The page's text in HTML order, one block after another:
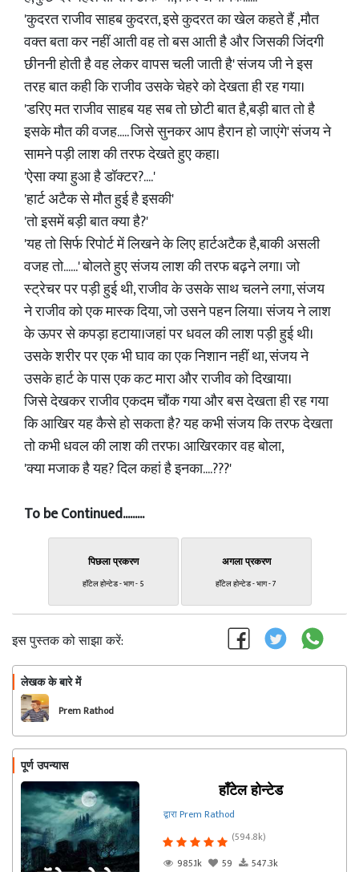
'कुदरत राजीव साहब कुदरत, इसे कुदरत का खेल कहते हैं ,मौत
वक्त बता कर नहीं आती वह तो बस आती है और जिसकी जिंदगी
छीननी होती है वह लेकर वापस चली जाती है' संजय जी ने इस
तरह बात कही कि राजीव उसके चेहरे को देखता ही रह गया।
'डरिए मत राजीव साहब यह सब तो छोटी बात है,बड़ी बात तो है
इसके मौत की वजह..... जिसे सुनकर आप हैरान हो जाएंगे' संजय ने
सामने पड़ी लाश की तरफ देखते हुए कहा।
'ऐसा क्या हुआ है डॉक्टर?....'
'हार्ट अटैक से मौत हुई है इसकी'
'तो इसमें बड़ी बात क्या है?'
'यह तो सिर्फ रिपोर्ट में लिखने के लिए हार्टअटैक है,बाकी असली
वजह तो......' बोलते हुए संजय लाश की तरफ बढ़ने लगा। जो
स्ट्रेचर पर पड़ी हुई थी, राजीव के उसके साथ चलने लगा, संजय
ने राजीव को एक मास्क दिया, जो उसने पहन लिया। संजय ने लाश
के ऊपर से कपड़ा हटाया।जहां पर धवल की लाश पड़ी हुई थी।
उसके शरीर पर एक भी घाव का एक निशान नहीं था, संजय ने
उसके हार्ट के पास एक कट मारा और राजीव को दिखाया।
जिसे देखकर राजीव एकदम चौंक गया और बस देखता ही रह गया
कि आखिर यह कैसे हो सकता है? यह कभी संजय कि तरफ देखता
तो कभी धवल की लाश की तरफ। आखिरकार वह बोला,
'क्या मजाक है यह? दिल कहां है इनका....???'
To be Continued.........
पिछला प्रकरण
हॉंटेल होन्टेड - भाग - 5
अगला प्रकरण
हॉंटेल होन्टेड - भाग - 7
इस पुस्तक को साझा करें:
लेखक के बारे में
Prem Rathod
पूर्ण उपन्यास
हॉंटेल होन्टेड
द्वारा Prem Rathod
(594.8k)
985.1k
59 547.3k